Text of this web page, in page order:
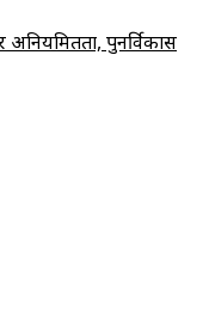
अनियमितता, पुनर्विकास